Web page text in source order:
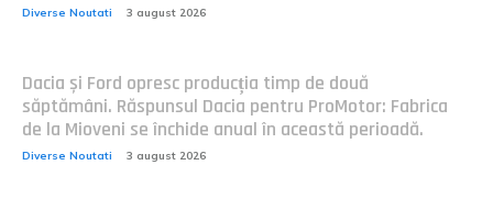
Diverse Noutati 3 august 2026
Dacia și Ford opresc producția timp de două
săptămâni. Răspunsul Dacia pentru ProMotor: Fabrica
de la Mioveni se închide anual în această perioadă.
Diverse Noutati 3 august 2026